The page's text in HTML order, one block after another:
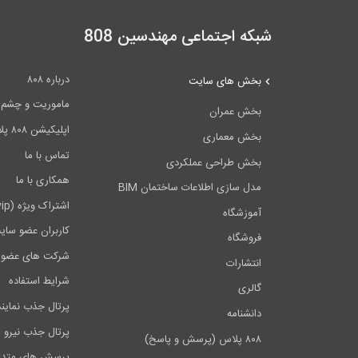
شبکه اجتماعی مهندسین 808
درباره ۸۰۸
ماموریت و چشم
اپلیکیشن ۸۰۸ پلاس
تماس با ما
همکاری با ما
اشتراک ویژه (vip)
کاربران عضو
شرکت های
شرایط استفاده
پرتال جذب
پرتال جذب نیرو
بخش های سایت
بخش عمران
بخش معماری
بخش طراحی عملکردی
مدل سازی اطلاعات ساختمان BIM
آموزشگاه
فروشگاه
انتشارات
گالری
دانشنامه
۸۰۸ پلاس (پرسش و پاسخ)